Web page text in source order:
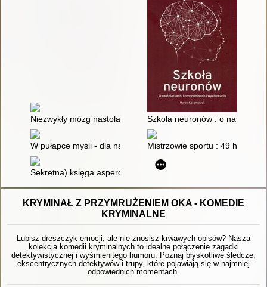
Niezwykły mózg nastolatka Szkoła neuronów : o
W pułapce myśli - dla nastolatków : jak skutecznie poradzić
Mistrzowie sportu : 49 historii
Sekretna) księga asperdzieciaka : poradnik dla dzieci i
KRYMINAŁ Z PRZYMRUŻENIEM OKA - KOMEDIE
KRYMINALNE
Lubisz dreszczyk emocji, ale nie znosisz krwawych opisów? Nasza
kolekcja komedii kryminalnych to idealne połączenie zagadki
detektywistycznej i wyśmienitego humoru. Poznaj błyskotliwe śledcze,
ekscentrycznych detektywów i trupy, które pojawiają się w najmniej
odpowiednich momentach.